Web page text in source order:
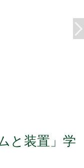
と装置」学